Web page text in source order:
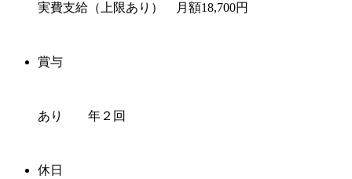
実費支給（上限あり） 月額18,700円
賞与
あり 年２回
休日